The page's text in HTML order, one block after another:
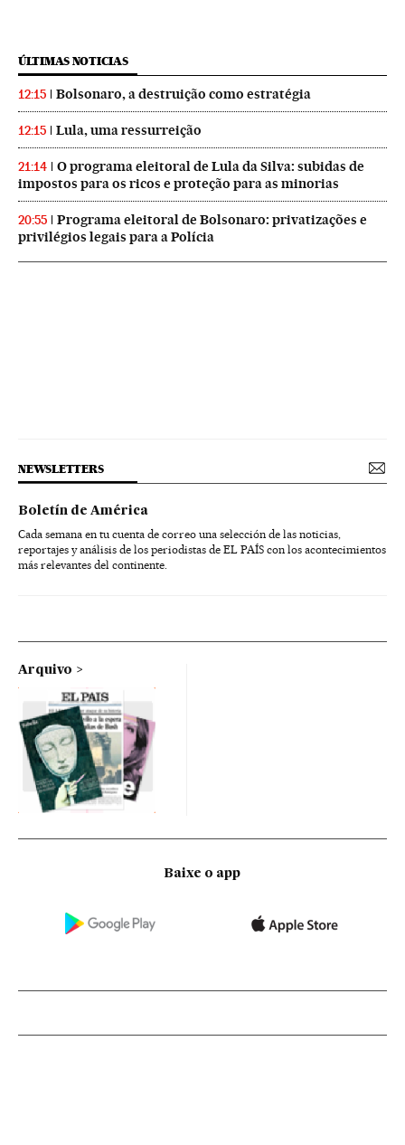
ÚLTIMAS NOTICIAS
12:15 Bolsonaro, a destruição como estratégia
12:15 Lula, uma ressurreição
21:14
O programa eleitoral de Lula da Silva: subidas de
impostos para os ricos e proteção para as minorias
20:55
Programa eleitoral de Bolsonaro: privatizações e
privilégios legais para a Polícia
NEWSLETTERS
Boletín de América
Cada semana en tu cuenta de correo una selección de las noticias,
reportajes y análisis de los periodistas de EL PAÍS con los acontecimientos
más relevantes del continente.
Arquivo
Baixe o app